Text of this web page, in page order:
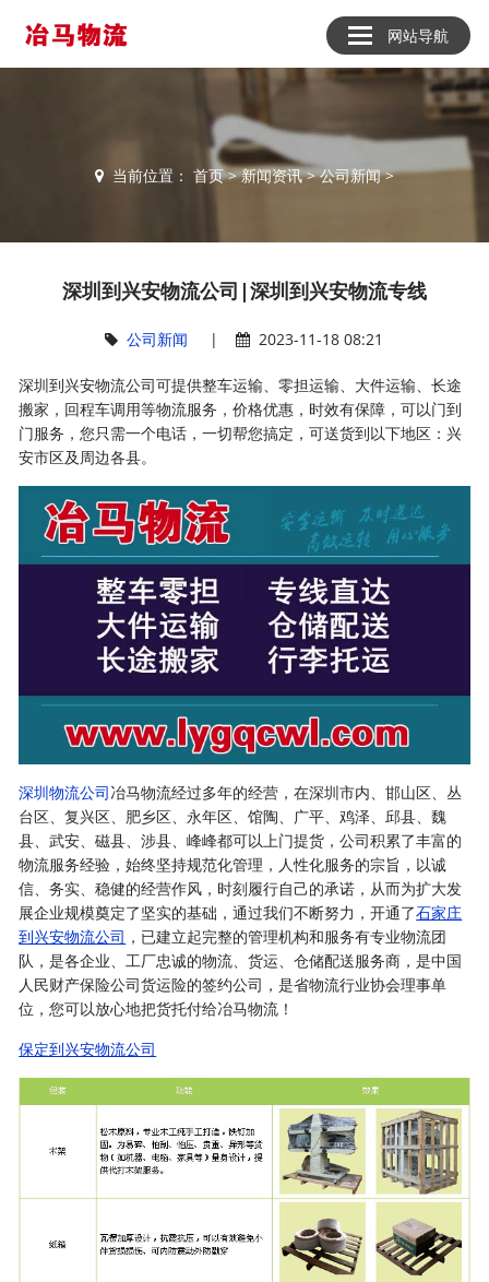
网站导航
当前位置： 首页>新闻资讯>公司新闻>
深圳到兴安物流公司|深圳到兴安物流专线
公司新闻 | 2023-11-18 08:21
深圳到兴安物流公司可提供整车运输、零担运输、大件运输、长途
搬家，回程车调用等物流服务，价格优惠，时效有保障，可以门到
门服务，您只需一个电话，一切帮您搞定，可送货到以下地区：兴
安市区及周边各县。
深圳物流公司冶马物流经过多年的经营，在深圳市内、邯山区、丛
台区、复兴区、肥乡区、永年区、馆陶、广平、鸡泽、邱县、魏
县、武安、磁县、涉县、峰峰都可以上门提货，公司积累了丰富的
物流服务经验，始终坚持规范化管理，人性化服务的宗旨，以诚
信、务实、稳健的经营作风，时刻履行自己的承诺，从而为扩大发
展企业规模奠定了坚实的基础，通过我们不断努力，开通了石家庄
到兴安物流公司 ，已建立起完整的管理机构和服务有专业物流团
队，是各企业、工厂忠诚的物流、货运、仓储配送服务商，是中国
人民财产保险公司货运险的签约公司，是省物流行业协会理事单
位，您可以放心地把货托付给冶马物流！
保定到兴安物流公司